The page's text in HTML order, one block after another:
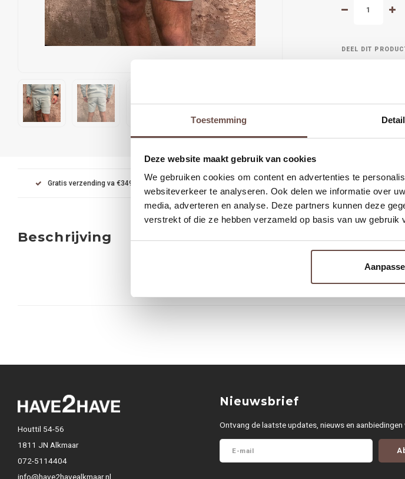
Toestemming
Deze website maakt gebruik van cookies
We gebruiken cookies om content en advertenties te
websiteverkeer te analyseren. Ook delen we informatie over
media, adverteren en analyse. Deze partners kunnen deze
verstrekt of die ze hebben verzameld op basis van uw gebruik
DEEL DIT
Gratis verzending va €349 Achteraf betalen met Klarna Groot deel van de
Beschrijving
Houttil 54-56
1811 JN Alkmaar
072-5114404
info@have2havealkmaar.nl
Nieuwsbrief
Ontvang de laatste updates, nieuws en aanbiedingen